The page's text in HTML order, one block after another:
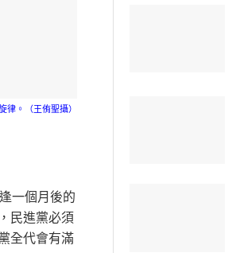
律。（王侑聖攝）
一個月後的
民進黨必須
全代會有滿